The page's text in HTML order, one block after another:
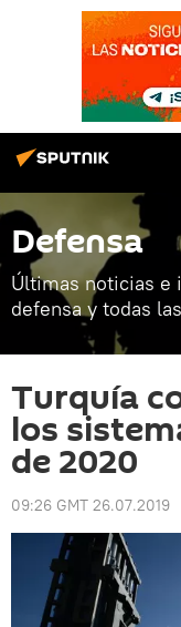
Defensa
Últimas noticias e
defensa y todas
Turquía
los
de 2020
09:26 GMT 26.07.2019